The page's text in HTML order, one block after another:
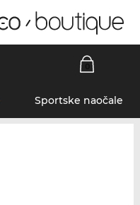
Sportske naočale